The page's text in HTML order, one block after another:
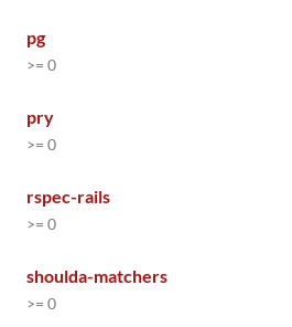
pg
>= 0
pry
>= 0
rspec-rails
>= 0
shoulda-matchers
>= 0